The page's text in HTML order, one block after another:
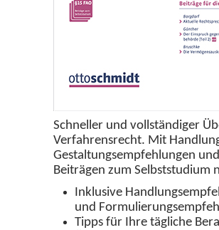
Schneller und vollständiger
Verfahrensrecht. Mit
Gestaltungsempfehlungen
Beiträgen zum Selbststudium
Inklusive
und
Tipps für Ihre tägliche